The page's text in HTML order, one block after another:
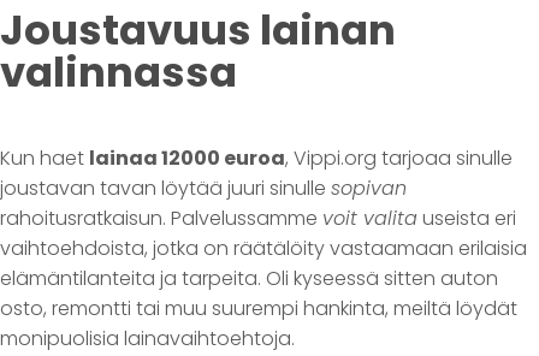
Joustavuus lainan
valinnassa
Kun haet lainaa 12000 euroa, Vippi.org tarjoaa sinulle
joustavan tavan löytää juuri sinulle sopivan
rahoitusratkaisun. Palvelussamme voit valitauseista eri
vaihtoehdoista, jotka on räätälöity vastaamaan erilaisia
elämäntilanteita ja tarpeita. Oli kyseessä sitten auton
osto, remontti tai muu suurempi hankinta, meiltä löydät
monipuolisia lainavaihtoehtoja.